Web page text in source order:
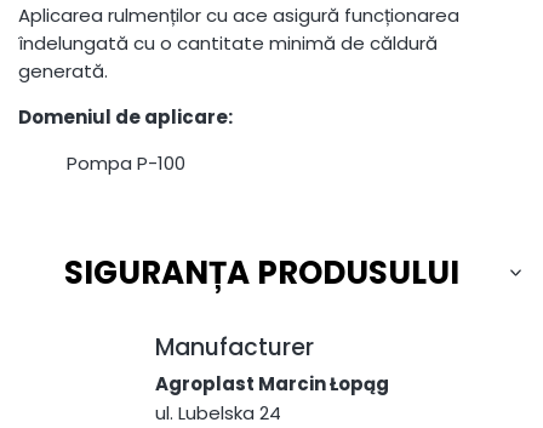
Aplicarea rulmenților cu ace asigură funcționarea
îndelungată cu o cantitate minimă de căldură
generată.
Domeniul de aplicare:
Pompa P-100
SIGURANȚA PRODUSULUI
Manufacturer
Agroplast Marcin Łopąg
ul. Lubelska 24